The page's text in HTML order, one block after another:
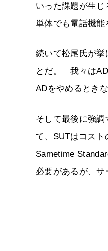
いった課題が生
単体でも電話機能
続いて松尾氏が
とだ。「我々は
ADをやめるとき
そして最後に強
て、SUTはコスト
Sametime
必要があるが、サ